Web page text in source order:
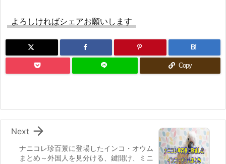
よろしければシェアお願いします
B!
Copy
ナニコレ珍百景に登場したインコ・オウム
まとめ～外国人を見分ける、鍵開け、ミニ

Next